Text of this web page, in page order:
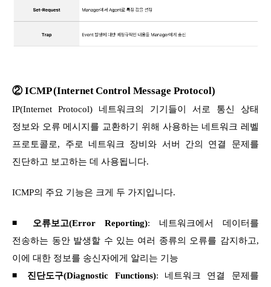
② ICMP (Internet Control Message Protocol)
IP(Internet Protocol) 네트워크의 기기들이 서로 통신 상태
정보와 오류 메시지를 교환하기 위해 사용하는 네트워크 레벨
프로토콜로, 주로 네트워크 장비와 서버 간의 연결 문제를
진단하고 보고하는 데 사용됩니다.
ICMP의 주요 기능은 크게 두 가지입니다.
◾ 오류보고(Error Reporting): 네트워크에서 데이터를
전송하는 동안 발생할 수 있는 여러 종류의 오류를 감지하고,
이에 대한 정보를 송신자에게 알리는 기능
◾
진단도구(Diagnostic Functions): 네트워크 연결 문제를